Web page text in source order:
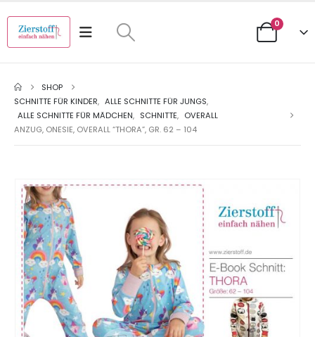
0
SHOP
SCHNITTE FÜR KINDER, ALLE SCHNITTE FÜR JUNGS,
ALLE SCHNITTE FÜR MÄDCHEN, SCHNITTE, OVERALL
ANZUG, ONESIE, OVERALL “THORA”, GR. 62 – 104